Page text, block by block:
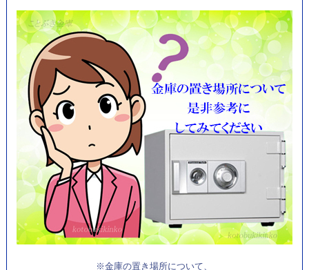
※金庫の置き場所について、